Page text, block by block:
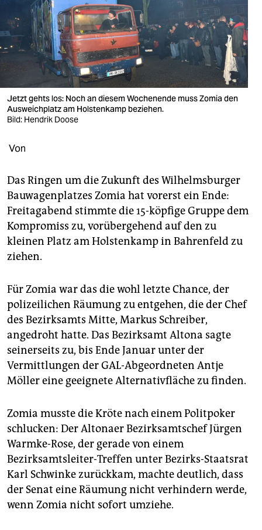
berlin
nord
wahrheit
verlag
verlag
shop
fragen & hilfe
unterstützen
abo
genossenschaft
Jetzt gehts los: Noch an diesem Wochenende muss Zomia den
Ausweichplatz am Holstenkamp beziehen.
Bild: Hendrik Doose
Von
Das Ringen um die Zukunft des Wilhelmsburger
Bauwagenplatzes Zomia hat vorerst ein Ende:
Freitagabend stimmte die 15-köpfige Gruppe dem
Kompromiss zu, vorübergehend auf den zu
kleinen Platz am Holstenkamp in Bahrenfeld zu
ziehen.
Für Zomia war das die wohl letzte Chance, der
polizeilichen Räumung zu entgehen, die der Chef
des Bezirksamts Mitte, Markus Schreiber,
angedroht hatte. Das Bezirksamt Altona sagte
seinerseits zu, bis Ende Januar unter der
Vermittlungen der GAL-Abgeordneten Antje
Möller eine geeignete Alternativfläche zu finden.
Zomia musste die Kröte nach einem Politpoker
schlucken: Der Altonaer Bezirksamtschef Jürgen
Warmke-Rose, der gerade von einem
Bezirksamtsleiter-Treffen unter Bezirks-Staatsrat
Karl Schwinke zurückkam, machte deutlich, dass
der Senat eine Räumung nicht verhindern werde,
wenn Zomia nicht sofort umziehe.